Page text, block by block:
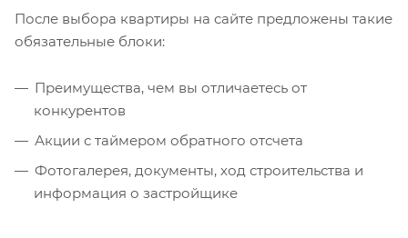
После выбора квартиры на сайте предложены такие
обязательные блоки:
Преимущества, чем вы отличаетесь от
конкурентов
Акции с таймером обратного отсчета
Фотогалерея, документы, ход строительства и
информация о застройщике